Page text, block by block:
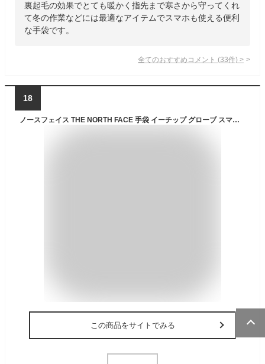
裏起毛の効果でとても暖かく指先まで寒さから守ってくれ
て冬の作業などには最適なアイテムでスマホも使える便利
な手袋です。
全てのおすすめコメント (33件) >
18
ノースフェイス THE NORTH FACE 手袋 イーチップ グローブ スマホ対応 メンズ スポーツ アウトドア 防寒 通勤 通学 大きいサイズ ブランド プレゼント 黒 ブラック グレー ETIP RECYCLED GLOVE NF0A4SHA [CP発送]
この商品をサイトでみる